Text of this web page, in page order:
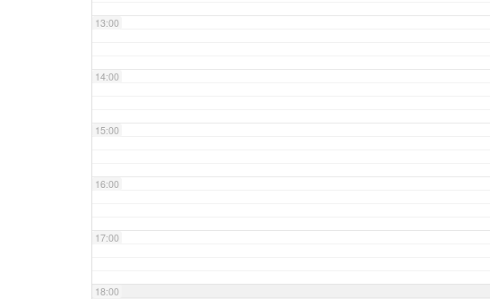
13:00
14:00
15:00
16:00
17:00
18:00